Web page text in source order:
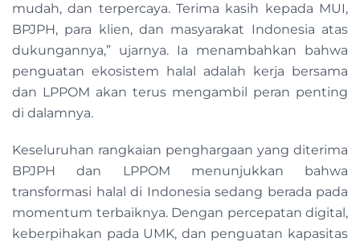
mudah, dan terpercaya. Terima kasih kepada MUI,
BPJPH, para klien, dan masyarakat Indonesia atas
dukungannya,” ujarnya. Ia menambahkan bahwa
penguatan ekosistem halal adalah kerja bersama
dan LPPOM akan terus mengambil peran penting
di dalamnya.
Keseluruhan rangkaian penghargaan yang diterima
BPJPH dan LPPOM menunjukkan bahwa
transformasi halal di Indonesia sedang berada pada
momentum terbaiknya. Dengan percepatan digital,
keberpihakan pada UMK, dan penguatan kapasitas